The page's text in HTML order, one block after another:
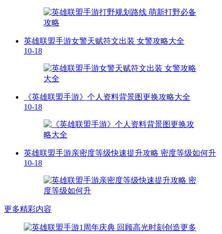
英雄联盟手游女警天赋符文出装 女警攻略大全
10-18
《英雄联盟手游》个人资料背景图更换攻略大全
10-18
英雄联盟手游亲密度等级快速提升攻略 密度等级如何升
10-18
更多精彩内容